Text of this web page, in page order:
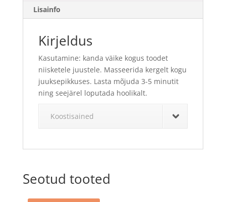
Lisainfo
Kirjeldus
Kasutamine: kanda väike kogus toodet
niisketele juustele. Masseerida kergelt kogu
juuksepikkuses. Lasta mõjuda 3-5 minutit
ning seejärel loputada hoolikalt.
Koostisained
Seotud tooted